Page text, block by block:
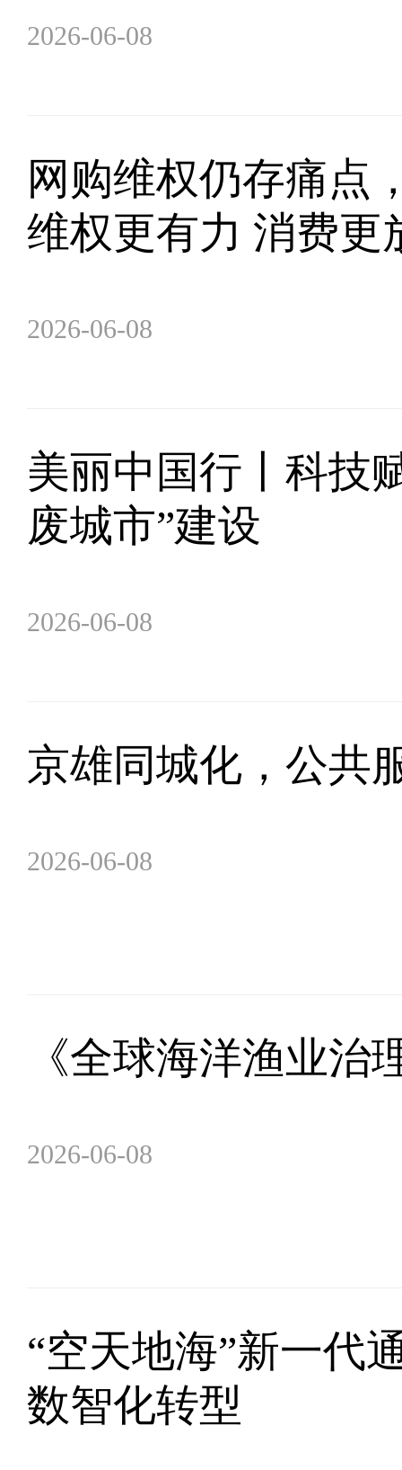
2026-06-08
网购维权仍存痛
维权更有力 消费更
2026-06-08
美丽中国行丨科技
废城市”建设
2026-06-08
京雄同城化，公共
2026-06-08
《全球海洋渔业治
2026-06-08
“空天地海”新一代
数智化转型